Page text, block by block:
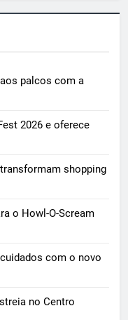
palcos com a
2026 e oferece
shopping
o Howl-O-Scream
com o novo
no Centro